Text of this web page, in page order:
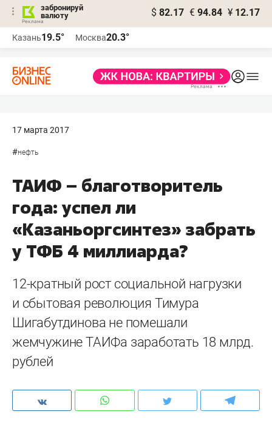
забронируй
валюту
$ 82.17 € 94.84 ¥ 12.17
Казань19.5° Москва20.3°
17 марта 2017
#нефть
ТАИФ – благотворитель
года: успел ли
«Казаньоргсинтез» забрать
у ТФБ 4 миллиарда?
12-кратный рост социальной нагрузки
и сбытовая революция Тимура
Шигабутдинова не помешали
жемчужине ТАИФа заработать 18 млрд.
рублей